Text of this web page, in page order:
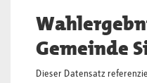
Gemeinde
Dieser Datensatz